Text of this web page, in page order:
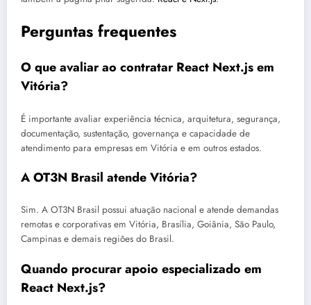
Perguntas frequentes
O que avaliar ao contratar React Next.js em
Vitória?
É importante avaliar experiência técnica, arquitetura, segurança,
documentação, sustentação, governança e capacidade de
atendimento para empresas em Vitória e em outros estados.
A OT3N Brasil atende Vitória?
Sim. A OT3N Brasil possui atuação nacional e atende demandas
remotas e corporativas em Vitória, Brasília, Goiânia, São Paulo,
Campinas e demais regiões do Brasil.
Quando procurar apoio especializado em
React Next.js?